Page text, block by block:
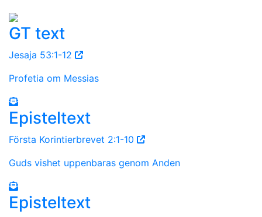
GT text
Jesaja 53:1-12
Profetia om Messias
Episteltext
Första Korintierbrevet 2:1-10
Guds vishet uppenbaras genom Anden
Episteltext